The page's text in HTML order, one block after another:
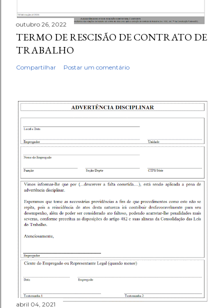
outubro 26, 2022
TERMO DE RESCISÃO DE CONTRATO DE
TRABALHO
Compartilhar Postar um comentário
abril 04, 2021